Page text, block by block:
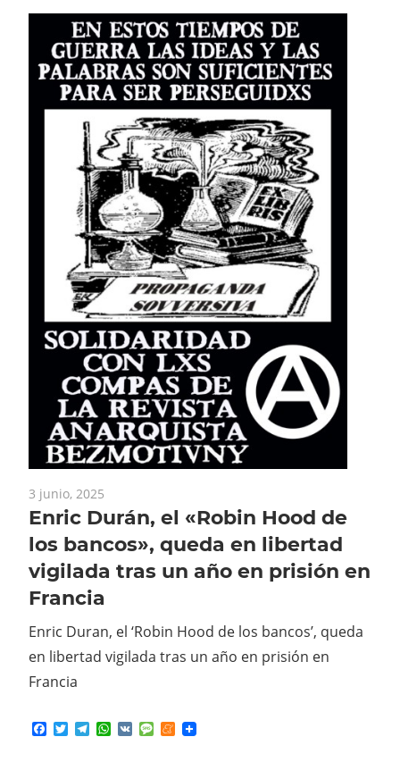
3 junio, 2025
Enric Durán, el «Robin Hood de
los bancos», queda en libertad
vigilada tras un año en prisión en
Francia
Enric Duran, el ‘Robin Hood de los bancos’, queda
en libertad vigilada tras un año en prisión en
Francia
Facebook
TwitterTelegram
WhatsApp
VK MessageMeneame